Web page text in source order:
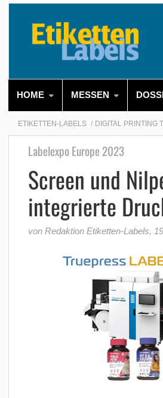
HOME MESSEN
ETIKETTEN-LABELS DIGITAL PRINTING
Labelexpo Europe 2023
Screen und
integrierte
von Redaktion Etiketten-Labels,